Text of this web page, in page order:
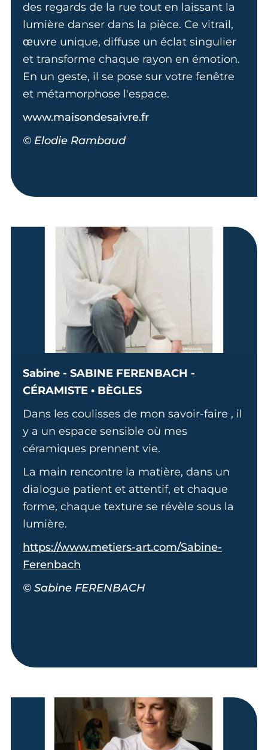
des regards de la rue tout en laissant la
lumière danser dans la pièce. Ce vitrail,
œuvre unique, diffuse un éclat singulier
et transforme chaque rayon en émotion.
En un geste, il se pose sur votre fenêtre
et métamorphose l'espace.
www.maisondesaivre.fr
© Elodie Rambaud
Sabine - SABINE FERENBACH -
CÉRAMISTE • BÈGLES
Dans les coulisses de mon savoir-faire , il
y a un espace sensible où mes
céramiques prennent vie.
La main rencontre la matière, dans un
dialogue patient et attentif, et chaque
forme, chaque texture se révèle sous la
lumière.
https://www.metiers-art.com/Sabine-
Ferenbach
© Sabine FERENBACH